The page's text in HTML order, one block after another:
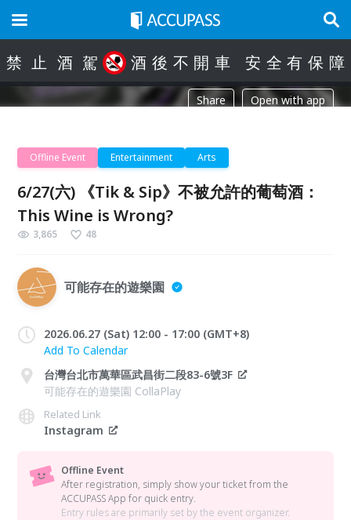
禁 止 酒 駕 酒 後 不 開 車 安 全 有 保 障
Share Open with app
Offline Event Entertainment Arts
6/27(六) 《Tik & Sip》不被允許的葡萄酒：
This Wine is Wrong?
3,865 48
可能存在的遊樂園
2026.06.27 (Sat) 12:00 - 17:00 (GMT+8)
Add To Calendar
台灣台北市萬華區武昌街二段83-6號3F
可能存在的遊樂園 CollaPlay
Related Link
Instagram
Offline Event
After registration, simply show your ticket from the
ACCUPASS App for quick entry.
Entry rules are primarily set by the event organizer.